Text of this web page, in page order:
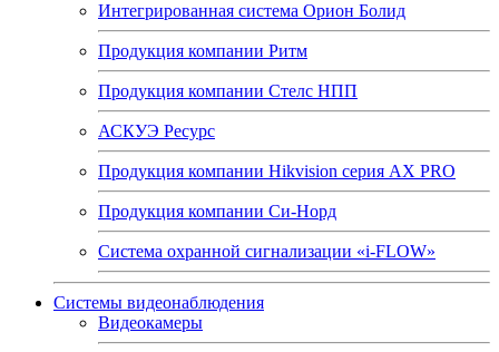
Интегрированная система Орион Болид
Продукция компании Ритм
Продукция компании Стелс НПП
АСКУЭ Ресурс
Продукция компании Hikvision серия AX PRO
Продукция компании Си-Норд
Система охранной сигнализации «i-FLOW»
Системы видеонаблюдения
Видеокамеры